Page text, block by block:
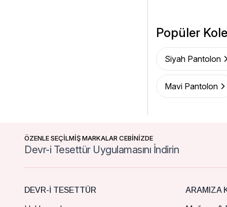
Popüler
Siyah Pantolon
Mavi Pantolon
ÖZENLE SEÇİLMİŞ MARKALAR CEBİNİZDE
Devr-i Tesettür Uygulamasını İndirin
DEVR-I TESETTÜR ARAMIZA